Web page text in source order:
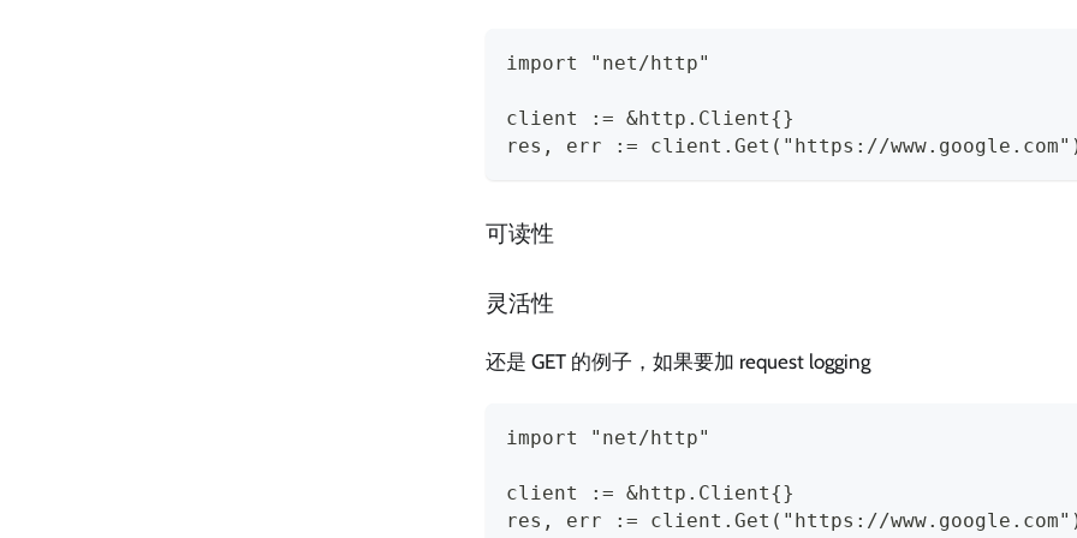
import "net/http"
client := &http.Client{}
res, err := client.Get("https://
可读性
灵活性
还是 GET 的例子，如果要加 request logging
import "net/http"
client := &http.Client{}
res, err := client.Get("https://